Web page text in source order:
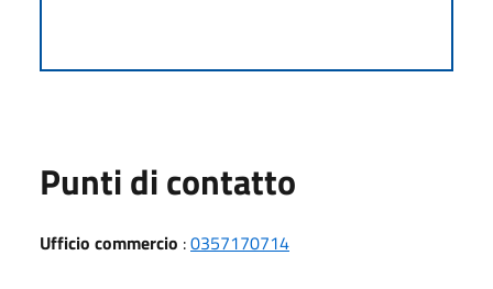
Punti di contatto
Ufficio commercio :0357170714